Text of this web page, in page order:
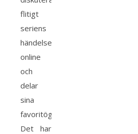
flitigt
seriens
händelser
online
och
delar
sina
favoritögonblick.
Det har